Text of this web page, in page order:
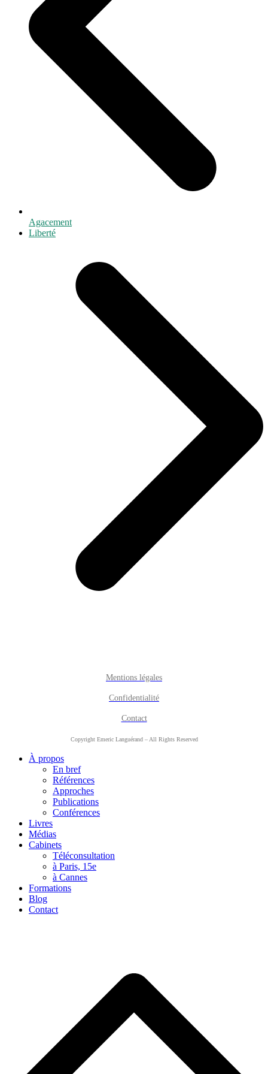
Agacement
next
Liberté
Mentions légales
Confidentialité
Contact
Copyright Emeric Languérand – All Rights Reserved
À propos
En bref
Références
Approches
Publications
Conférences
Livres
Médias
Cabinets
Téléconsultation
à Paris, 15e
à Cannes
Formations
Blog
Contact